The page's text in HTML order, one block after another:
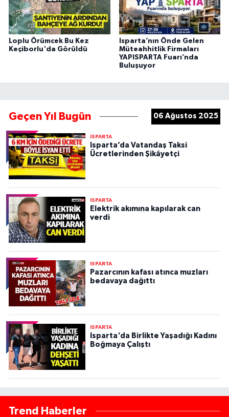
Loplu Örümcek Bu Kez
Keçiborlu'da Görüldü
Isparta’nın Önde Gelen
Müteahhitlik Firmaları
YAPISPARTA Fuarı’nda
Buluşuyor
Geçen Yıl Bugün 06 Ağustos 2025
ISPARTA
Isparta’da Vatandaş Taksi
Ücretlerinden Şikâyetçi
ISPARTA
Elektrik akımına kapılarak can
verdi
ISPARTA
Pazarcının kafası atınca muzları
bedavaya dağıttı
ISPARTA
Isparta'da Birlikte Yaşadığı Kadını
Boğmaya Çalıştı
Trend Haberler